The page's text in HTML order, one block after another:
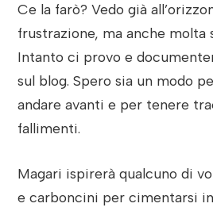
Ce la farò? Vedo già
frustrazione, ma anche molta
Intanto ci provo e
sul blog. Spero sia un modo
andare avanti e per tenere
fallimenti.
Magari ispirerà qualcuno di
e carboncini per cimentarsi